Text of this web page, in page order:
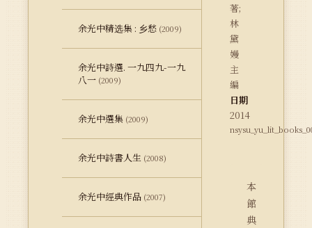
余光中精选集 : 乡愁 (2009)
余光中詩選. 一九四九-一九
八一 (2009)
余光中選集 (2009)
余光中詩書人生 (2008)
余光中經典作品 (2007)
著;
林
黛
嫚
主
編
日期
2014
本
館
典